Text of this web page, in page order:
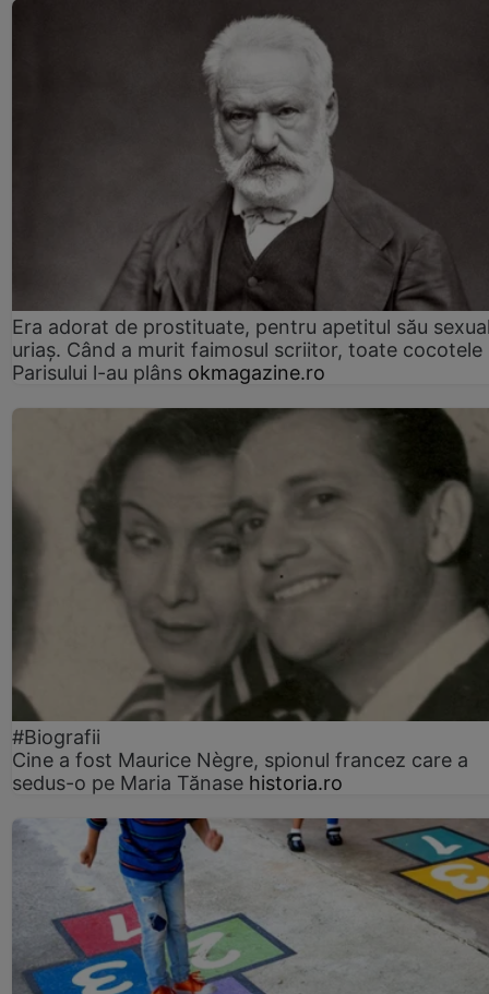
Era adorat de prostituate, pentru apetitul său
uriaș. Când a murit faimosul scriitor, toate cocotele
Parisului l-au plâns okmagazine.ro
#Biografii
Cine a fost Maurice Nègre, spionul francez care a
sedus-o pe Maria Tănase historia.ro